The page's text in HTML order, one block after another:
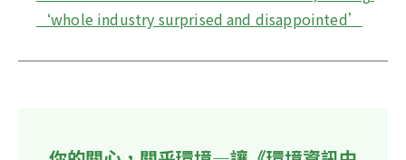
‘whole industry surprised and disappointed’